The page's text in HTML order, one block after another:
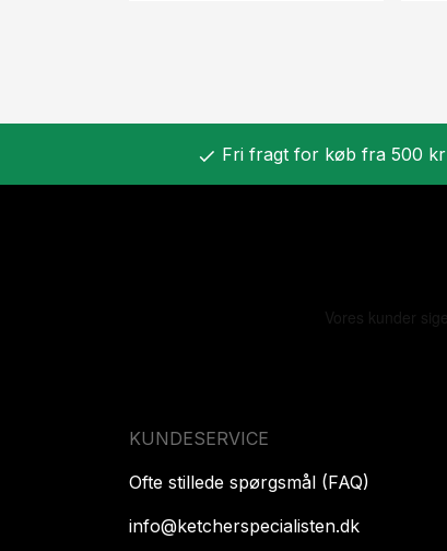
check Fri fragt for køb fra 500 kr
KUNDESERVICE
Ofte stillede spørgsmål (FAQ)
info@ketcherspecialisten.dk